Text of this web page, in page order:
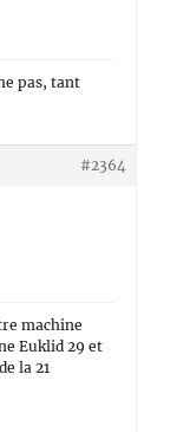
pas, tant
#2364
machine
Euklid 29 et
la 21